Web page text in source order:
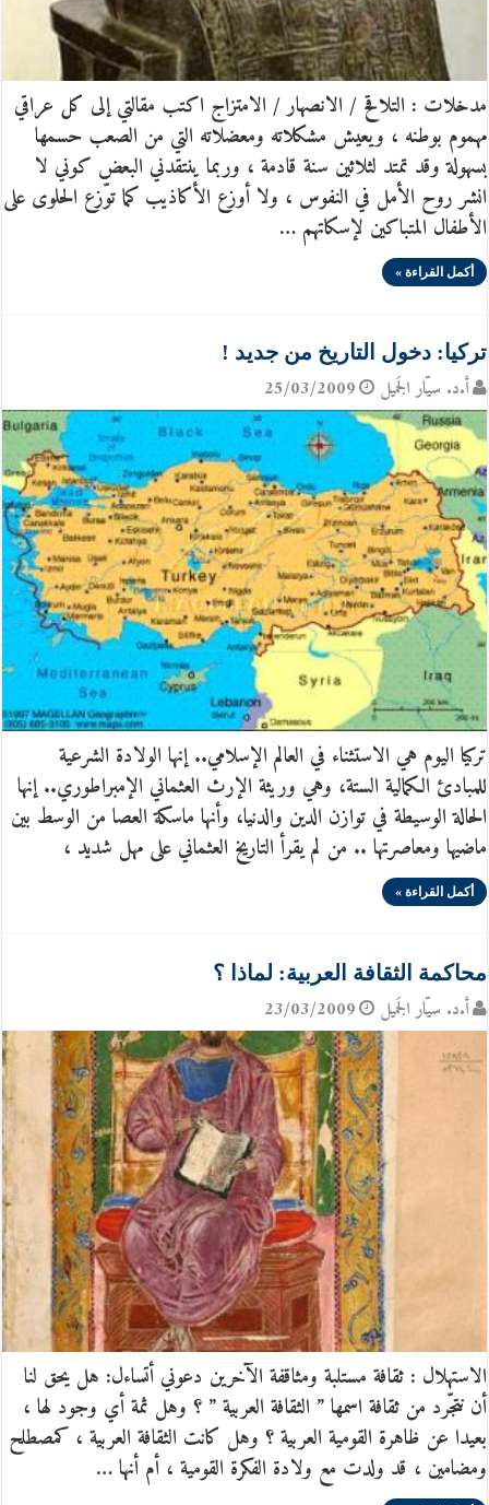
مدخلات : التلاقح / الانصهار / الامتزاج اكتب مقالتي إلى كل عراقي
مهموم بوطنه ، ويعيش مشكلاته ومعضلاته التي من الصعب حسمها
بسهولة وقد تمتد لثلاثين سنة قادمة ، وربما ينتقدني البعض كوني لا
انشر روح الأمل في النفوس ، ولا أوزع الأكاذيب كما توّزع الحلوى على
الأطفال المتباكين لإسكاتهم …
أكمل القراءة »
تركيا: دخول التاريخ من جديد !
أ.د. سيّار الجَميل 25/03/2009
تركيا اليوم هي الاستثناء في العالم الإسلامي.. إنها الولادة الشرعية
للمبادئ الكمالية الستة، وهي وريثة الإرث العثماني الإمبراطوري.. إنها
الحالة الوسيطة في توازن الدين والدنيا، وأنها ماسكة العصا من الوسط بين
ماضيها ومعاصرتها .. من لم يقرأ التاريخ العثماني على مهل شديد ،
أكمل القراءة »
محاكمة الثقافة العربية: لماذا ؟
أ.د. سيّار الجَميل 23/03/2009
الاستهلال : ثقافة مستلبة ومثاقفة الآخرين دعوني أتساءل: هل يحق لنا
أن نتجّرد من ثقافة اسمها ” الثقافة العربية ” ؟ وهل ثمة أي وجود لها ،
بعيدا عن ظاهرة القومية العربية ؟ وهل كانت الثقافة العربية ، كمصطلح
ومضامين ، قد ولدت مع ولادة الفكرة القومية ، أم أنها …